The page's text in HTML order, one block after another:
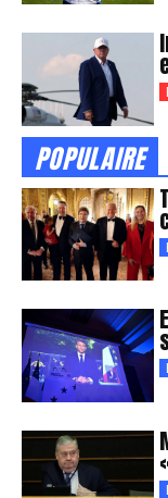
POPULAIRE